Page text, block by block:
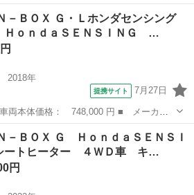
Ｎ－ＢＯＸカスタム ■ グレード
メモリーナビ 純正アルミホイール ド
－ＢＯＸ Ｇ・Ｌホンダセンシング
ｏｎｄａＳＥＮＳＩＮＧ …
2018年
提携サイト 7月27日
－ＢＯＸ ■ グレード名： Ｇ・Ｌホ
ｎｄａＳＥＮＳＩＮＧ ドライブレコ
－ＢＯＸ Ｇ ＨｏｎｄａＳＥＮＳＩ
ートヒーター ４ＷＤ車 キ…
円